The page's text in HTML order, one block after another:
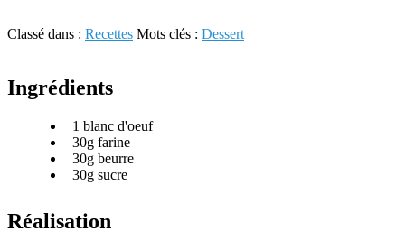
Classé dans : Recettes Mots clés : Dessert
Ingrédients
1 blanc d'oeuf
30g farine
30g beurre
30g sucre
Réalisation